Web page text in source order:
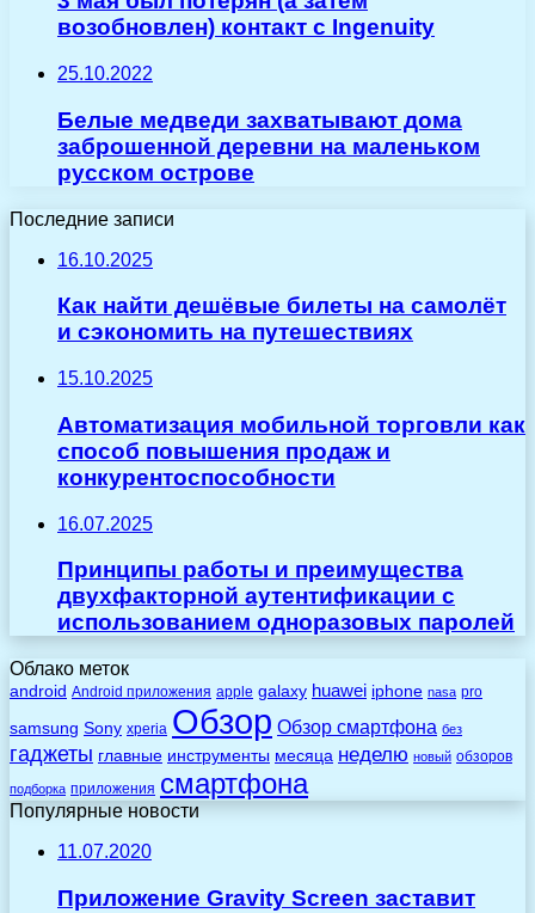
возобновлен) контакт с Ingenuity
25.10.2022
Белые медведи захватывают дома
заброшенной деревни на маленьком
русском острове
Последние записи
16.10.2025
Как найти дешёвые билеты на самолёт
и сэкономить на путешествиях
15.10.2025
Автоматизация мобильной торговли как
способ повышения продаж и
конкурентоспособности
16.07.2025
Принципы работы и преимущества
двухфакторной аутентификации с
использованием одноразовых паролей
Облако меток
android Android приложения apple galaxy huawei iphone nasa pro
samsung Sony xperia Обзор Обзор смартфона без
гаджеты главные инструменты месяца неделю новый обзоров
подборка приложения смартфона
Популярные новости
11.07.2020
Приложение Gravity Screen заставит